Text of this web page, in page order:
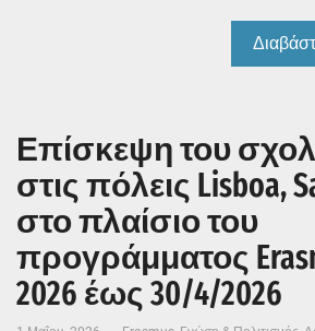
Επίσκεψη του
στις πόλεις Lisboa,
στο πλαίσιο του
προγράμματος
2026 έως 30/4/2026